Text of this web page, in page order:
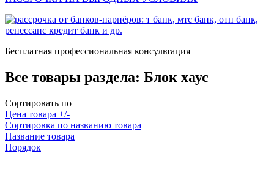
Бесплатная профессиональная консультация
Все товары раздела: Блок хаус
Сортировать по
Цена товара +/-
Сортировка по названию товара
Название товара
Порядок